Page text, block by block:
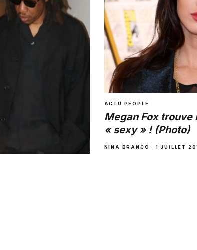
ACTU PEOPLE
Megan Fox trouve
« sexy » ! (Photo)
NINA BRANCO · 1 JUILLET